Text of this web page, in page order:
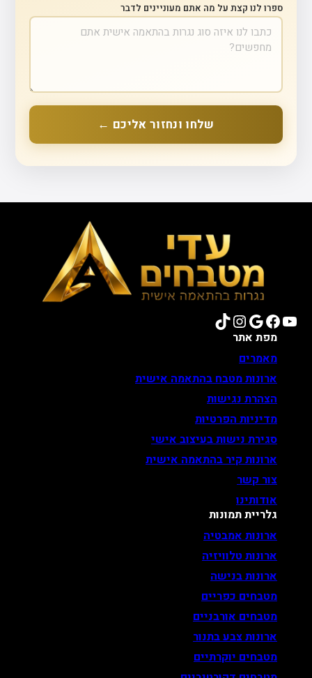
ספרו לנו קצת על מה אתם מעוניינים לדבר
שלחו ונחזור אליכם ←
YouTube
Facebook
Google
Instagram
TikTok
מפת אתר
מאמרים
ארונות מטבח בהתאמה אישית
הצהרת נגישות
מדיניות הפרטיות
סגירת נישות בעיצוב אישי
ארונות קיר בהתאמה אישית
צור קשר
אודותינו
גלריית תמונות
ארונות אמבטיה
ארונות טלוויזיה
ארונות בנישה
מטבחים כפריים
מטבחים אורבניים
ארונות צבע בתנור
מטבחים יוקרתיים